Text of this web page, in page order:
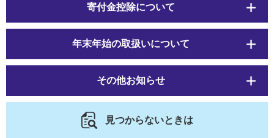
寄付金控除について
年末年始の取扱いについて
その他お知らせ
見つからないときは